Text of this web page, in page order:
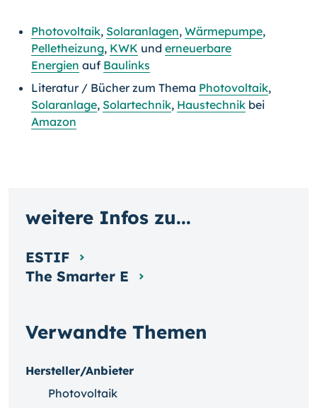
Photovoltaik, Solaranlagen, Wärmepumpe,
Pelletheizung, KWK und erneuerbare
Energien auf Baulinks
Literatur / Bücher zum Thema Photovoltaik,
Solaranlage, Solartechnik, Haustechnik bei
Amazon
Verwandte Themen
Hersteller/Anbieter
Photovoltaik
weitere Infos zu...
ESTIF
The Smarter E